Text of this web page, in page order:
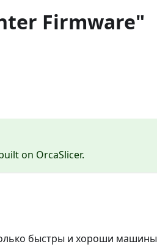
Firmware"
on OrcaSlicer.
быстры и хороши машины